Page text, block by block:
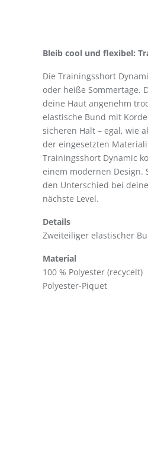
Bleib cool und flexibel:
Die Trainingsshort
oder heiße Sommertage.
deine Haut angenehm
elastische Bund mit
sicheren Halt – egal, wie
der eingesetzten
Trainingsshort Dynamic
einem modernen Design.
den Unterschied bei
nächste Level.
Details
Zweiteiliger elastischer
Material
100 % Polyester (recycelt)
Polyester-Piquet